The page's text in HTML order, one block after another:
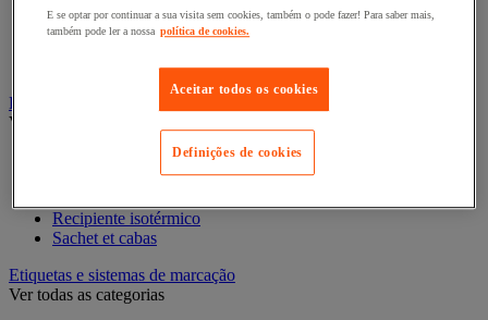
Acondicionamento e proteção para presentes
Sacos de presente
Embalagens e recipientes alimentares
Ver todas as categorias
Recipiente isotérmico
Sachet et cabas
Etiquetas e sistemas de marcação
Ver todas as categorias
E se optar por continuar a sua visita sem cookies, também o pode fazer! Para saber mais,
também pode ler a nossa política de cookies.
Aceitar todos os cookies
Definições de cookies